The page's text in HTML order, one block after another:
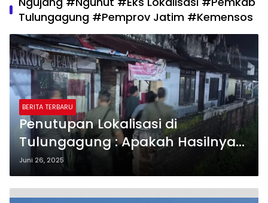
Tulungagung #Pemprov Jatim #Kemensos
BERITA TERBARU
Penutupan Lokalisasi di
Tulungagung : Apakah Hasilnya
Sesuai Rencana?
Juni 26, 2025